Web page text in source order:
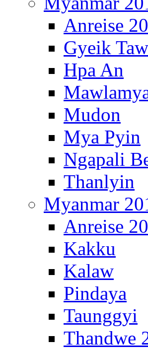
Anreise
Gyeik Taw
Hpa An
Mudon
Mya Pyin
Ngapali
Thanlyin
Myanmar
Anreise
Kakku
Kalaw
Pindaya
Taunggyi
Thandwe